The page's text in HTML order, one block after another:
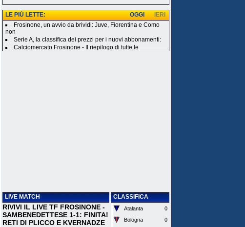
LE PIÙ LETTE: IERI
OGGI
Frosinone, un avvio da brividi: Juve, Fiorentina e Como
non
Serie A, la classifica dei prezzi per i nuovi abbonamenti:
Calciomercato Frosinone - Il riepilogo di tutte le
LIVE MATCH
RIVIVI IL LIVE TF FROSINONE -
SAMBENEDETTESE 1-1: FINITA!
RETI DI PLICCO E KVERNADZE
CLASSIFICA
Atalanta
0
Bologna
0